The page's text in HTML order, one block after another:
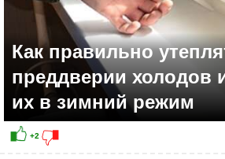
Как правильно
преддверии холодов
их в зимний режим